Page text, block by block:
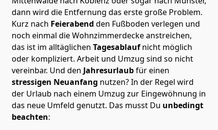
dann wird die Entfernung das erste große Problem.
Kurz nach Feierabend den Fußboden verlegen und
noch einmal die Wohnzimmerdecke anstreichen,
das ist im alltäglichen Tagesablaufnicht möglich
oder kompliziert. Arbeit und Umzug sind so nicht
vereinbar. Und den Jahresurlaubfür einen
stressigen Neuanfang nutzen? In der Regel wird
der Urlaub nach einem Umzug zur Eingewöhnung in
das neue Umfeld genutzt. Das musst Du unbedingt
beachten: